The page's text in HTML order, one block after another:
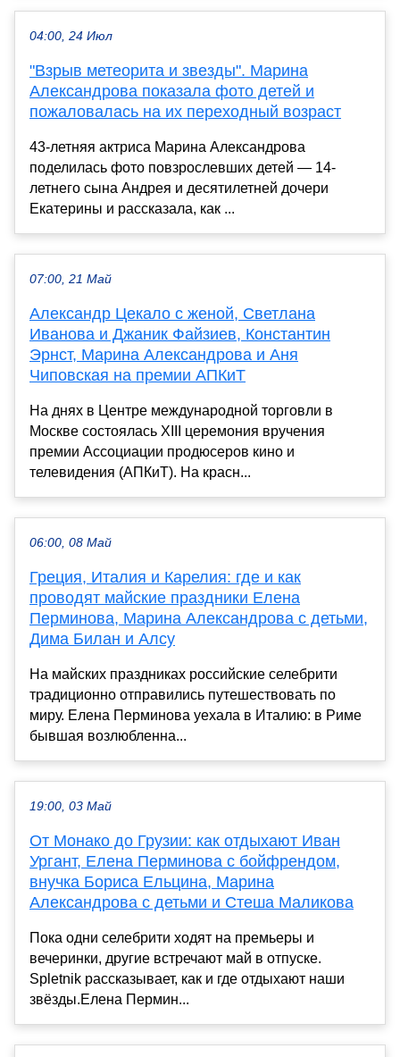
04:00, 24 Июл
"Взрыв метеорита и звезды". Марина
Александрова показала фото детей и
пожаловалась на их переходный возраст
43-летняя актриса Марина Александрова
поделилась фото повзрослевших детей — 14-
летнего сына Андрея и десятилетней дочери
Екатерины и рассказала, как ...
07:00, 21 Май
Александр Цекало с женой, Светлана
Иванова и Джаник Файзиев, Константин
Эрнст, Марина Александрова и Аня
Чиповская на премии АПКиТ
На днях в Центре международной торговли в
Москве состоялась XIII церемония вручения
премии Ассоциации продюсеров кино и
телевидения (АПКиТ). На красн...
06:00, 08 Май
Греция, Италия и Карелия: где и как
проводят майские праздники Елена
Перминова, Марина Александрова с детьми,
Дима Билан и Алсу
На майских праздниках российские селебрити
традиционно отправились путешествовать по
миру. Елена Перминова уехала в Италию: в Риме
бывшая возлюбленна...
19:00, 03 Май
От Монако до Грузии: как отдыхают Иван
Ургант, Елена Перминова с бойфрендом,
внучка Бориса Ельцина, Марина
Александрова с детьми и Стеша Маликова
Пока одни селебрити ходят на премьеры и
вечеринки, другие встречают май в отпуске.
Spletnik рассказывает, как и где отдыхают наши
звёзды.Елена Пермин...